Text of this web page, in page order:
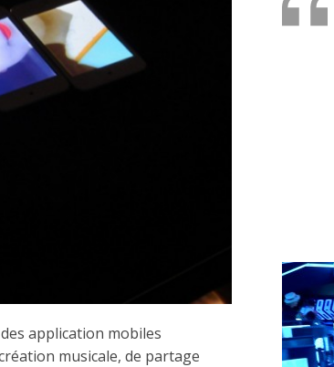
application mobiles
musicale, de partage